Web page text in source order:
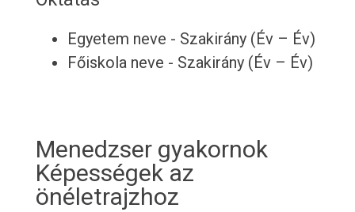
Egyetem neve - Szakirány (Év – Év)
Főiskola neve - Szakirány (Év – Év)
Menedzser gyakornok
Képességek az
önéletrajzhoz